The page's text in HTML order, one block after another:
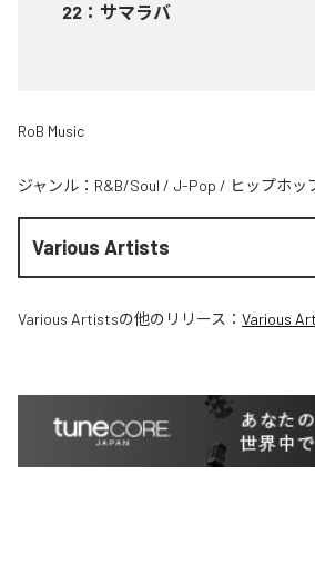
22 ： サマラバ
RoB Music
ジャンル： R&B/Soul / J-Pop / ヒップホッ
Various Artists
Various Artistsの他のリリース： Various